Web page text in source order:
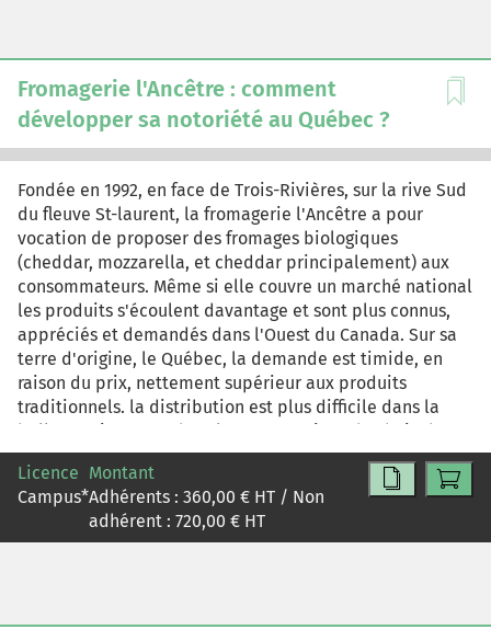
Fromagerie l'Ancêtre : comment
développer sa notoriété au Québec ?
Fondée en 1992, en face de Trois-Rivières, sur la rive Sud
du fleuve St-laurent, la fromagerie l'Ancêtre a pour
vocation de proposer des fromages biologiques
(cheddar, mozzarella, et cheddar principalement) aux
consommateurs. Même si elle couvre un marché national
les produits s'écoulent davantage et sont plus connus,
appréciés et demandés dans l'Ouest du Canada. Sur sa
terre d'origine, le Québec, la demande est timide, en
raison du prix, nettement supérieur aux produits
traditionnels. la distribution est plus difficile dans la
belle province que dans l'ouest en raison du choix d'un
réseau sélectif de produits biologiques plus développé.
Au Québec, elle tente de développer la distribution
intensive par le biais des supermarchés qui sont plus
difficiles d'accès ou sur les marchés publics. Le mandat
Licence
Campus*
Montant
Adhérents : 360,00 € HT / Non
adhérent : 720,00 € HT